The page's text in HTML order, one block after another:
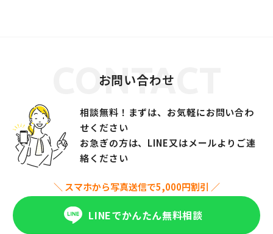
お問い合わせ
CONTACT
相談無料！まずは、お気軽にお問い合わ
せください
お急ぎの方は、LINE又はメールよりご連
絡ください
＼ スマホから写真送信で5,000円割引 ／
LINEでかんたん無料相談